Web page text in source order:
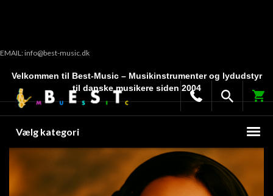
EMAIL: info@best-music.dk
Velkommen til Best-Music – Musikinstrumenter og lydudstyr
til danske musikere siden 2004
Vælg kategori